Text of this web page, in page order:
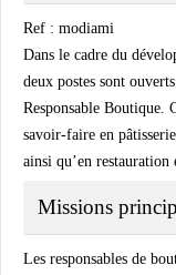
Ref : modiami
Dans le cadre du
deux postes sont
Responsable Boutique.
savoir-faire en
ainsi qu’en restauration
Missions
Les responsables de